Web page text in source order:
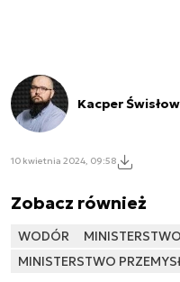
Kacper
10 kwietnia 2024, 09:58
Zobacz również
WODÓR
MINISTERSTWO